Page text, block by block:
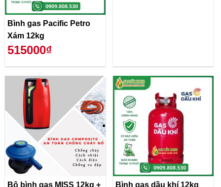
Bình gas Pacific Petro
Xám 12kg
515000₫
Bộ bình gas MISS 12kg +
Bình gas dầu khí 12kg